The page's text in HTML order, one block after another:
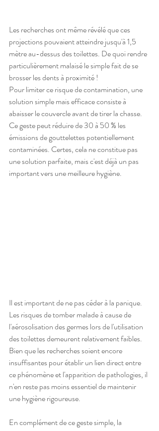
Les recherches ont même révélé que ces
projections pouvaient atteindre jusqu'à 1,5
mètre au-dessus des toilettes. De quoi rendre
particulièrement malaisé le simple fait de se
brosser les dents à proximité !
Pour limiter ce risque de contamination, une
solution simple mais efficace consiste à
abaisser le couvercle avant de tirer la chasse.
Ce geste peut réduire de 30 à 50 % les
émissions de gouttelettes potentiellement
contaminées. Certes, cela ne constitue pas
une solution parfaite, mais c'est déjà un pas
important vers une meilleure hygiène.
Il est important de ne pas céder à la panique.
Les risques de tomber malade à cause de
l'aérosolisation des germes lors de l'utilisation
des toilettes demeurent relativement faibles.
Bien que les recherches soient encore
insuffisantes pour établir un lien direct entre
ce phénomène et l'apparition de pathologies, il
n'en reste pas moins essentiel de maintenir
une hygiène rigoureuse.
En complément de ce geste simple, la